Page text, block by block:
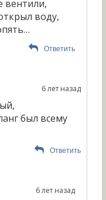
вентили,
воду,
Ответить
6 лет назад
был всему
Ответить
6 лет назад